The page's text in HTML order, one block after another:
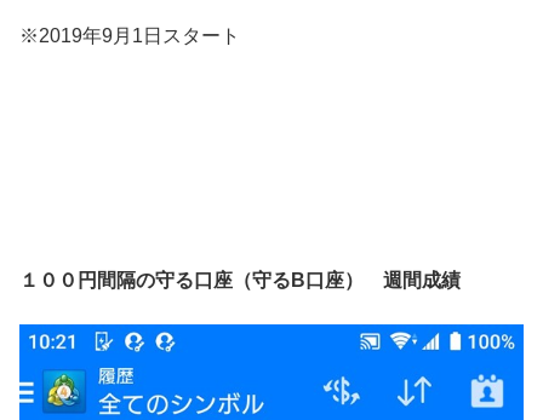
※2019年9月1日スタート
１００円間隔の守る口座（守るB口座） 週間成績